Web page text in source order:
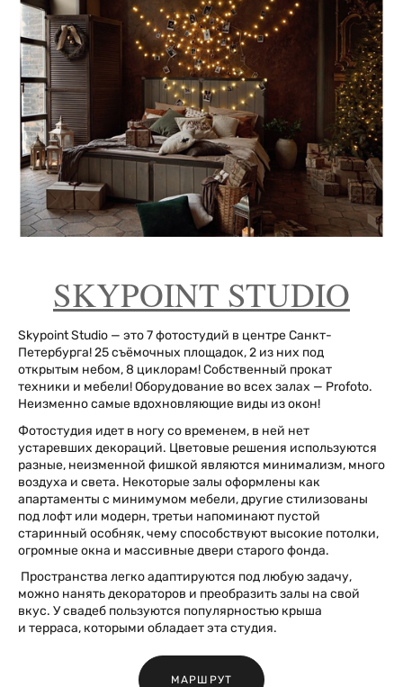
SKYPOINT STUDIO
Skypoint Studio — это 7 фотостудий в центре Санкт-
Петербурга! 25 съёмочных площадок, 2 из них под
открытым небом, 8 циклорам! Собственный прокат
техники и мебели! Оборудование во всех залах — Profoto.
Неизменно самые вдохновляющие виды из окон!
Фотостудия идет в ногу со временем, в ней нет
устаревших декораций. Цветовые решения используются
разные, неизменной фишкой являются минимализм, много
воздуха и света. Некоторые залы оформлены как
апартаменты с минимумом мебели, другие стилизованы
под лофт или модерн, третьи напоминают пустой
старинный особняк, чему способствуют высокие потолки,
огромные окна и массивные двери старого фонда.
Пространства легко адаптируются под любую задачу,
можно нанять декораторов и преобразить залы на свой
вкус. У свадеб пользуются популярностью крыша
и терраса, которыми обладает эта студия.
МАРШРУТ